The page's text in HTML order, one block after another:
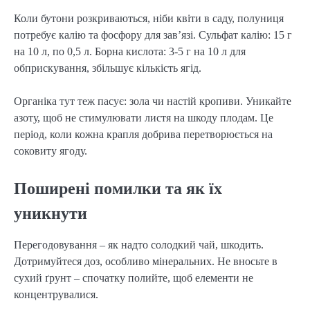
Коли бутони розкриваються, ніби квіти в саду, полуниця
потребує калію та фосфору для зав’язі. Сульфат калію: 15 г
на 10 л, по 0,5 л. Борна кислота: 3-5 г на 10 л для
обприскування, збільшує кількість ягід.
Органіка тут теж пасує: зола чи настій кропиви. Уникайте
азоту, щоб не стимулювати листя на шкоду плодам. Це
період, коли кожна крапля добрива перетворюється на
соковиту ягоду.
Поширені помилки та як їх
уникнути
Перегодовування – як надто солодкий чай, шкодить.
Дотримуйтеся доз, особливо мінеральних. Не вносьте в
сухий ґрунт – спочатку полийте, щоб елементи не
концентрувалися.